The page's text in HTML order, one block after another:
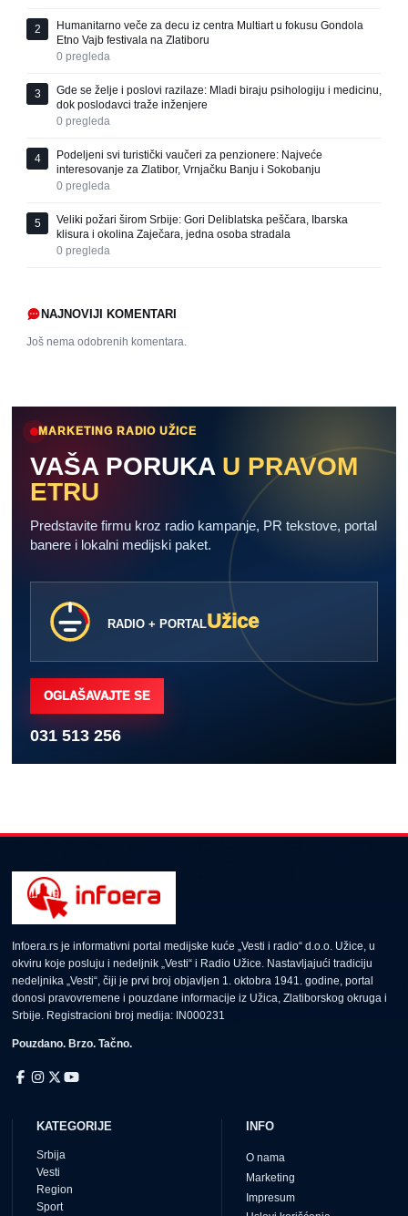
2
Humanitarno veče za decu iz centra Multiart u fokusu Gondola
Etno Vajb festivala na Zlatiboru
0 pregleda
3
Gde se želje i poslovi razilaze: Mladi biraju psihologiju i medicinu,
dok poslodavci traže inženjere
0 pregleda
4
Podeljeni svi turistički vaučeri za penzionere: Najveće
interesovanje za Zlatibor, Vrnjačku Banju i Sokobanju
0 pregleda
5
Veliki požari širom Srbije: Gori Deliblatska peščara, Ibarska
klisura i okolina Zaječara, jedna osoba stradala
0 pregleda
NAJNOVIJI KOMENTARI
Još nema odobrenih komentara.
MARKETING RADIO UŽICE
VAŠA PORUKA U PRAVOM
ETRU
Predstavite firmu kroz radio kampanje, PR tekstove, portal
banere i lokalni medijski paket.
RADIO + PORTALUžice
OGLAŠAVAJTE SE
031 513 256
Infoera.rs je informativni portal medijske kuće „Vesti i radio“ d.o.o. Užice, u
okviru koje posluju i nedeljnik „Vesti“ i Radio Užice. Nastavljajući tradiciju
nedeljnika „Vesti“, čiji je prvi broj objavljen 1. oktobra 1941. godine, portal
donosi pravovremene i pouzdane informacije iz Užica, Zlatiborskog okruga i
Srbije. Registracioni broj medija: IN000231
Pouzdano. Brzo. Tačno.
KATEGORIJE
Srbija
Vesti
Region
Sport
INFO
O nama
Marketing
Impresum